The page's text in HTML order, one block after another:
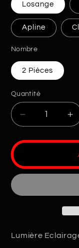
Losange
Apline
Nombre
2 Pièces
Quantité
Quantité
Réduire
la
quantité
Projecteur
Led
Renault
la
Lumière